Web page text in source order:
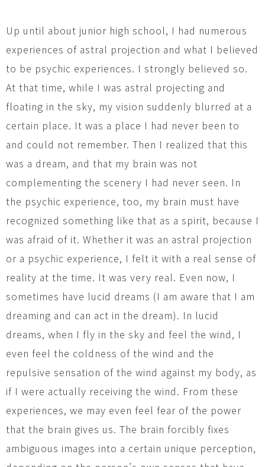
Up until about junior high school, I had numerous
experiences of astral projection and what I believed
to be psychic experiences. I strongly believed so.
At that time, while I was astral projecting and
floating in the sky, my vision suddenly blurred at a
certain place. It was a place I had never been to
and could not remember. Then I realized that this
was a dream, and that my brain was not
complementing the scenery I had never seen. In
the psychic experience, too, my brain must have
recognized something like that as a spirit, because I
was afraid of it. Whether it was an astral projection
or a psychic experience, I felt it with a real sense of
reality at the time. It was very real. Even now, I
sometimes have lucid dreams (I am aware that I am
dreaming and can act in the dream). In lucid
dreams, when I fly in the sky and feel the wind, I
even feel the coldness of the wind and the
repulsive sensation of the wind against my body, as
if I were actually receiving the wind. From these
experiences, we may even feel fear of the power
that the brain gives us. The brain forcibly fixes
ambiguous images into a certain unique perception,